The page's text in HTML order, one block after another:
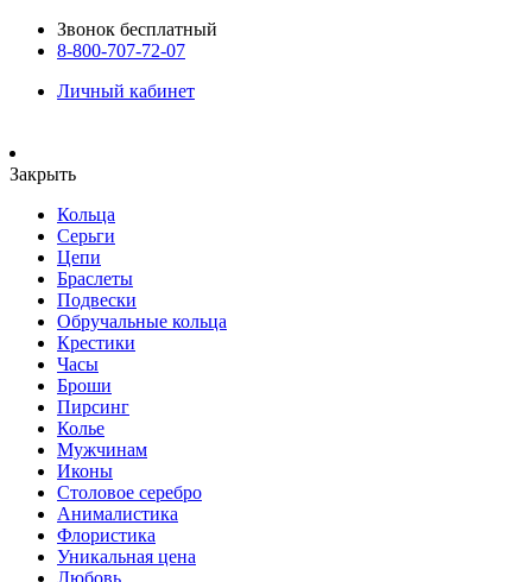
Звонок бесплатный
8-800-707-72-07
Личный кабинет
Закрыть
Кольца
Серьги
Цепи
Браслеты
Подвески
Обручальные кольца
Крестики
Часы
Броши
Пирсинг
Колье
Мужчинам
Иконы
Столовое серебро
Анималистика
Флористика
Уникальная цена
Любовь